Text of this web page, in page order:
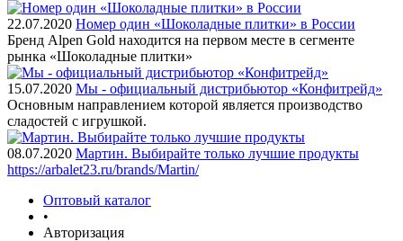
22.07.2020 Номер один «Шоколадные плитки» в России
Бренд Alpen Gold находится на первом месте в сегменте
рынка «Шоколадные плитки»
15.07.2020 Мы - официальный дистрибьютор «Конфитрейд»
Основным направлением которой является производство
сладостей с игрушкой.
08.07.2020 Мартин. Выбирайте только лучшие продукты
https://arbalet23.ru/brands/Martin/
Оптовый каталог
•
Авторизация